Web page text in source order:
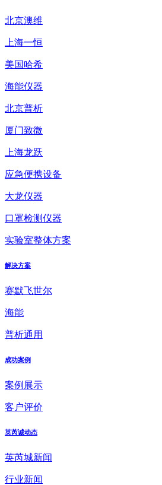
北京澳维
上海一恒
美国哈希
海能仪器
北京普析
厦门致微
上海龙跃
应急便携设备
大龙仪器
口罩检测仪器
实验室整体方案
解决方案
赛默飞世尔
海能
普析通用
成功案例
案例展示
客户评价
英芮诚动态
英芮城新闻
行业新闻